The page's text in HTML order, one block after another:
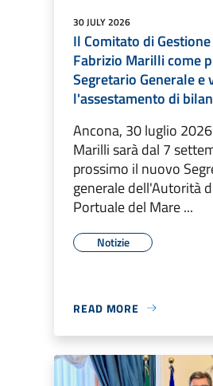
30 JULY 2026
Il Comitato di
Fabrizio Marilli come
Segretario Generale e
l'assestamento di
Ancona, 30 luglio
Marilli sarà dal 7
prossimo il nuovo
generale dell'Autorità
Portuale del Mare ...
Notizie
READ MORE